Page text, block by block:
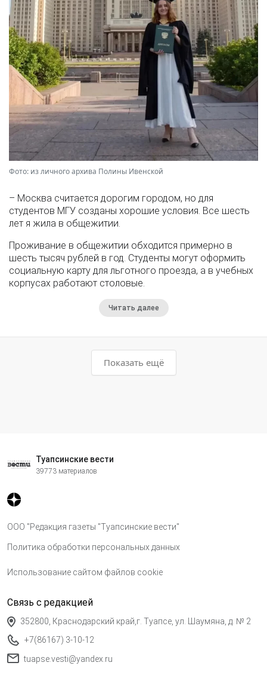
Фото: из личного архива Полины Ивенской
– Москва считается дорогим городом, но для
студентов МГУ созданы хорошие условия. Все шесть
лет я жила в общежитии.
Проживание в общежитии обходится примерно в
шесть тысяч рублей в год. Студенты могут оформить
социальную карту для льготного проезда, а в учебных
корпусах работают столовые.
Читать далее
Показать ещё
Туапсинские вести
39773 материалов
ООО "Редакция газеты "Туапсинские вести"
Политика обработки персональных данных
Использование сайтом файлов cookie
Связь с редакцией
352800, Краснодарский край,г. Туапсе, ул. Шаумяна, д. № 2
+7(86167) 3-10-12
tuapse.vesti@yandex.ru